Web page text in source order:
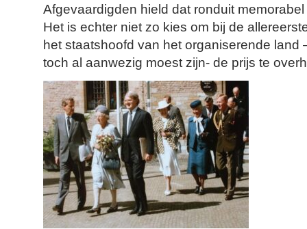
Afgevaardigden hield dat ronduit
Het is echter niet zo kies om bij de
het staatshoofd van het organiserende land
toch al aanwezig moest zijn- de prijs te